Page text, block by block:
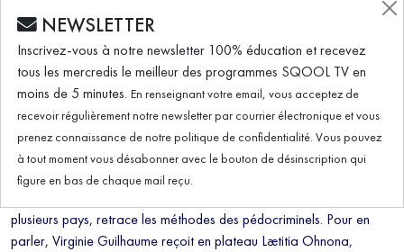
ÉMISSION DU 28.05.2024
Le Grand JT de l'Éducation (28/05/2024) –
Le documentaire "Pédocriminels, la traque"
"Pédocriminels, la traque", c'est le titre du documentaire glaçant
plusieurs pays, retrace les méthodes des pédocriminels. Pour en
parler, Virginie Guilhaume reçoit en plateau Lætitia Ohnona,
NEWSLETTER
Inscrivez-vous à notre newsletter 100% éducation et recevez
tous les mercredis le meilleur des programmes SQOOL TV en
moins de 5 minutes. En renseignant votre email, vous acceptez de
recevoir régulièrement notre newsletter par courrier électronique et vous
prenez connaissance de notre politique de confidentialité. Vous pouvez
à tout moment vous désabonner avec le bouton de désinscription qui
figure en bas de chaque mail reçu.